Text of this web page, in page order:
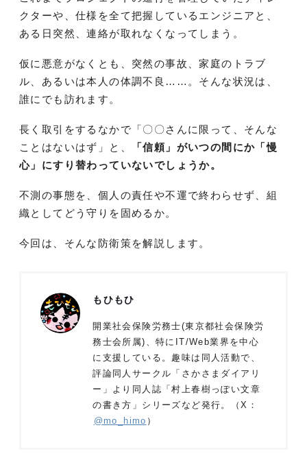
クターや、仕様を全て把握しているエンジニアと、
ある日突然、連絡が取れなくなってしまう。
仮に悪意がなくとも、突然の事故、家庭のトラブ
ル、あるいは本人の体調不良……。そんな状況は、
誰にでも訪れます。
長く取引をするなかで「〇〇さんに限って、そんな
ことはないはず」と、
「信頼」がいつの間にか「慢
心」にすり替わっていないでしょうか。
不測の事態を、個人の責任や不運で終わらせず、組
織としてどう守りを固めるか。
今回は、そんな防衛策を解説します。
もひもひ
開業社会保険労務士(東京都社会保険労
務士会所属)、特にIT/Web業界を中心
に支援している。趣味は同人活動で、
評論同人サークル「さかさまダイアリ
ー」より同人誌「村上春樹っぽい文章
の書き方」シリーズなど発行。（X：
@mo_himo ）